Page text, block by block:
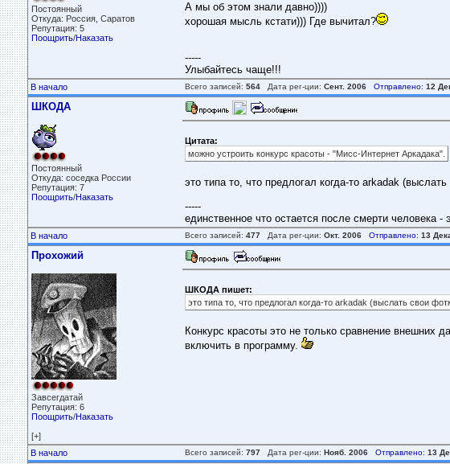
Постоянный
Откуда: Россия, Саратов
Репутация: 5
Поощрить/Наказать
А мы об этом знали давно))))
хорошая мысль кстати))) Где вычитал?
-----
Улыбайтесь чаще!!!
В начало Всего записей: 564 Дата рег-ции: Сент. 2006 Отправлено: 12
ШКОДА
Постоянный
Откуда: соседка России
Репутация: 7
Поощрить/Наказать
Цитата:
можно устроить конкурс красоты - "Мисс-Интернет Аркадака".
это типа то, что предлогал когда-то arkadak
-----
единственное что остается после смерти человека -
В начало Всего записей: 477 Дата рег-ции: Окт. 2006 Отправлено: 13
Прохожий
Завсегдатай
Репутация: 6
Поощрить/Наказать
[+]
ШКОДА пишет:
это типа то, что предлогал когда-то arkadak (выслать свои
Конкурс красоты это не только сравнение
включить в программу.
В начало Всего записей: 797 Дата рег-ции: Нояб. 2006 Отправлено: 13